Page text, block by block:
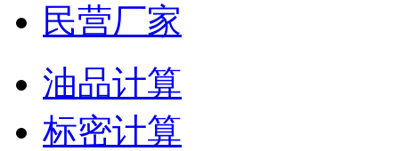
民营厂家
油品计算
标密计算